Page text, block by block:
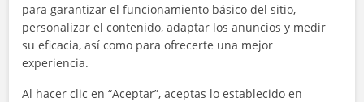
para garantizar el funcionamiento básico del sitio,
personalizar el contenido, adaptar los anuncios y medir
su eficacia, así como para ofrecerte una mejor
experiencia.
Al hacer clic en “Aceptar”, aceptas lo establecido en